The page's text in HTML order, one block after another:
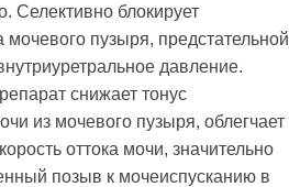
Селективно блокирует
мочевого пузыря, предстательной
давление.
снижает тонус
из мочевого пузыря, облегчает
оттока мочи, значительно
позыв к мочеиспусканию в